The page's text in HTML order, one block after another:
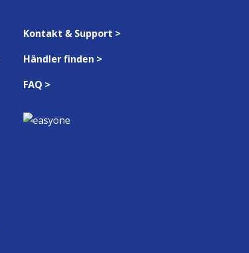
Kontakt & Support >
Händler finden >
FAQ >